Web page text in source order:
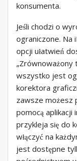
konsumenta.
Jeśli chodzi o
ograniczone. Na
opcji ułatwień
„Zrównoważony
wszystko jest
korektora
zawsze możesz
pomocą aplikacji
przykleja się do
włączyć na
jest dostępne